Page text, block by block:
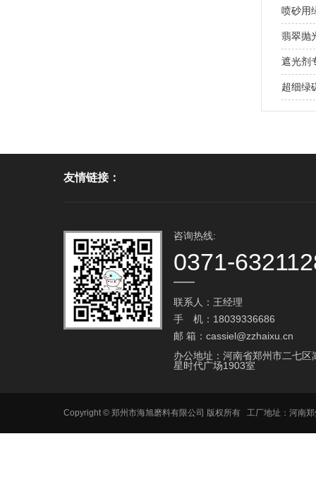
喷砂用
翡翠抛
遮光剂
超细绿
友情链接：
咨询热线:
0371-
联系人：王经理
手 机：18039336686
邮 箱：cassiel@zzhaixu.cn
办公地址：河南省郑州市二七区
星时代广场1903室
Copyright © 郑州市海旭磨料有限公司 版权所有 工厂地址：河